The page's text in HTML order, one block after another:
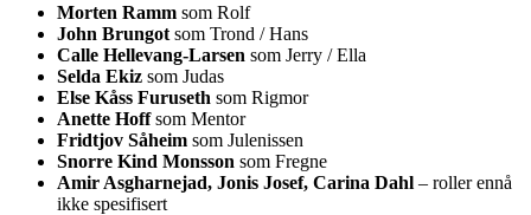
Morten Ramm som Rolf
John Brungot som Trond / Hans
Calle Hellevang-Larsen som Jerry / Ella
Selda Ekiz som Judas
Else Kåss Furuseth som Rigmor
Anette Hoffsom Mentor
Fridtjov Såheim som Julenissen
Snorre Kind Monsson som Fregne
Amir Asgharnejad, Jonis Josef, Carina Dahl – roller ennå
ikke spesifisert